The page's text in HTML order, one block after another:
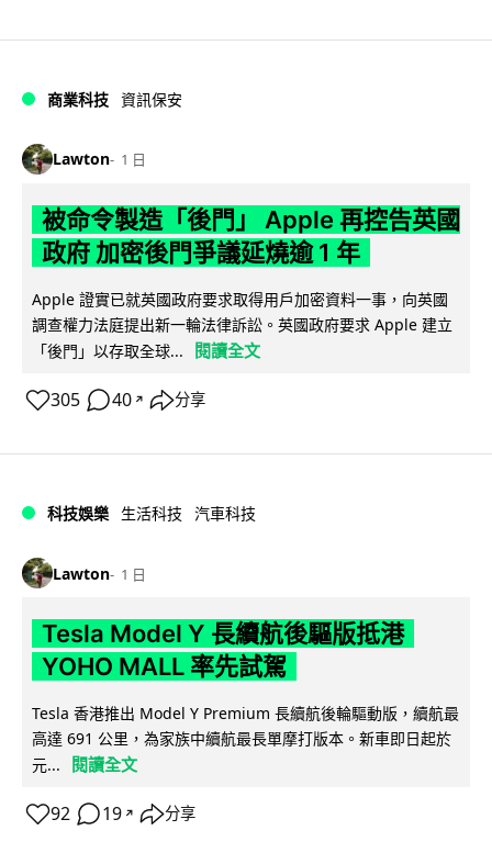
商業科技 資訊保安
Lawton 1 日
被命令製造「後門」 Apple 再控告英國
政府 加密後門爭議延燒逾 1 年
Apple 證實已就英國政府要求取得用戶加密資料一事，向英國
調查權力法庭提出新一輪法律訴訟。英國政府要求 Apple 建立
「後門」以存取全球...
閱讀全文
305 40 ↗ 分享
科技娛樂 生活科技 汽車科技
Lawton 1 日
Tesla Model Y 長續航後驅版抵港
YOHO MALL 率先試駕
Tesla 香港推出 Model Y Premium 長續航後輪驅動版，續航最
高達 691 公里，為家族中續航最長單摩打版本。新車即日起於
元...
閱讀全文
92 19 ↗ 分享